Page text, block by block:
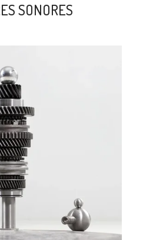
SONORES
search